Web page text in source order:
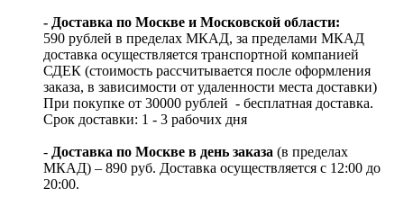
- Доставка по Москве и Московской области:
590 рублей в пределах МКАД, за пределами МКАД
доставка осуществляется транспортной компанией
СДЕК (стоимость рассчитывается после оформления
заказа, в зависимости от удаленности места доставки)
При покупке от 30000 рублей - бесплатная доставка.
Срок доставки: 1 - 3 рабочих дня
- Доставка по Москве в день заказа (в пределах
МКАД) – 890 руб. Доставка осуществляется с 12:00 до
20:00.